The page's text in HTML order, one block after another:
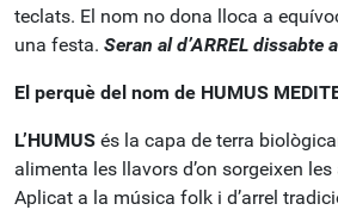
teclats. El nom no dona lloca a
una festa. Seran al d’ARREL dissabte
El perquè del nom de HUMUS
L’HUMUS és la capa de terra
alimenta les llavors d’on sorgeixen
Aplicat a la música folk i d’arrel